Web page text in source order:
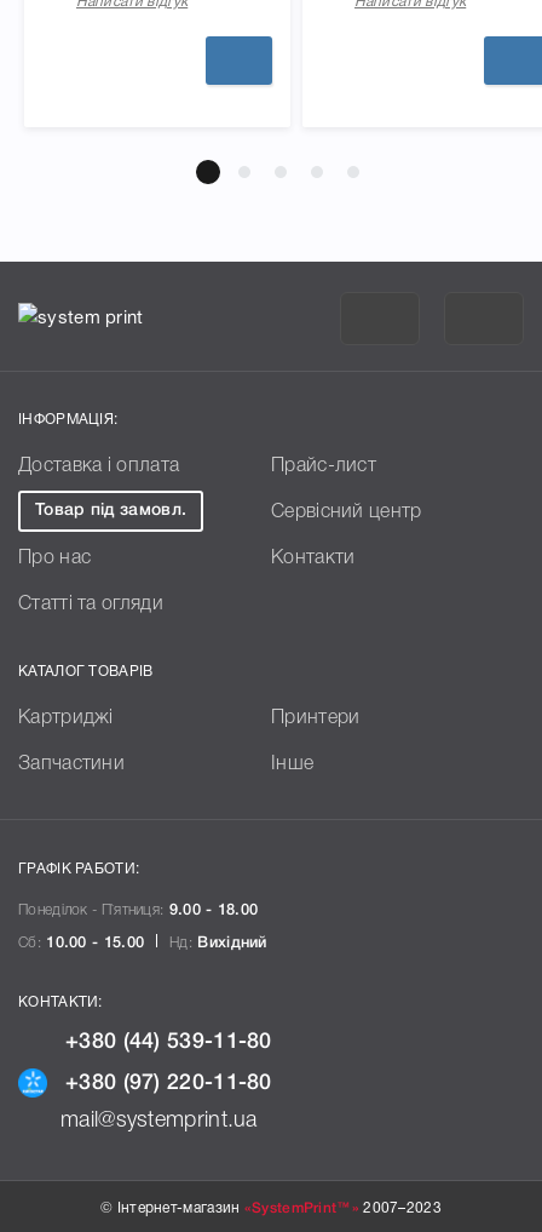
ІНФОРМАЦІЯ:
Доставка і оплата Прайс-лист
Товар під замовл. Сервісний центр
Про нас Контакти
Статті та огляди
КАТАЛОГ ТОВАРІВ
Картриджі Принтери
Запчастини Інше
ГРАФІК РАБОТИ:
Понеділок - П`ятниця: 9.00 - 18.00
Сб: 10.00 - 15.00 Нд: Вихідний
КОНТАКТИ:
+380 (44) 539-11-80
+380 (97) 220-11-80
mail@systemprint.ua
© Інтернет-магазин «SystemPrint™» 2007–2023